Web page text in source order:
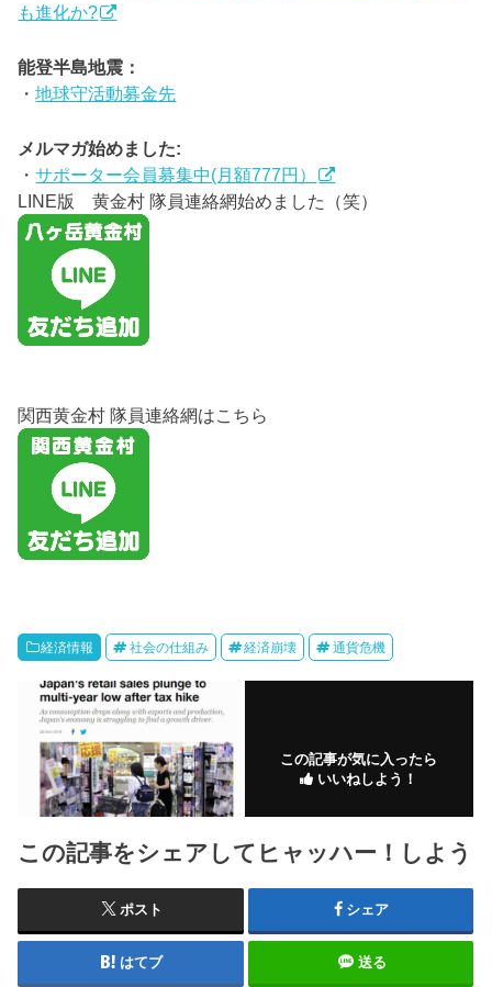
も進化か?
能登半島地震：
・地球守活動募金先
メルマガ始めました:
・サポーター会員募集中(月額777円）
LINE版 黄金村 隊員連絡網始めました（笑）
関西黄金村 隊員連絡網はこちら
経済情報 社会の仕組み 経済崩壊 通貨危機
この記事が気に入ったら
いいねしよう！
この記事をシェアしてヒャッハー！しよう
ポスト シェア
はてブ 送る